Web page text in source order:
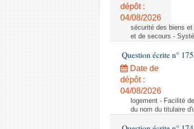
dépôt :
04/08/2026
sécurité des biens
et de secours -
Question écrite n°
Date de
dépôt :
04/08/2026
logement - Facilité
du nom du titulaire